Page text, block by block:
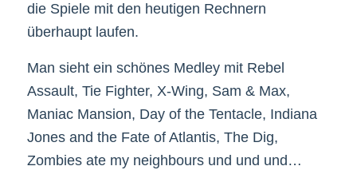
die Spiele mit den heutigen Rechnern
überhaupt laufen.
Man sieht ein schönes Medley mit Rebel
Assault, Tie Fighter, X-Wing, Sam & Max,
Maniac Mansion, Day of the Tentacle, Indiana
Jones and the Fate of Atlantis, The Dig,
Zombies ate my neighbours und und und…